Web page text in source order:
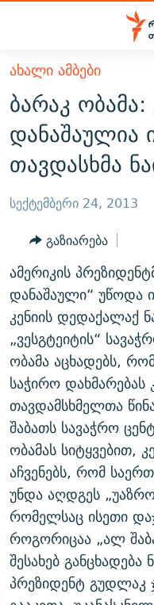
Accessibility
მთავარ
შინაარსზე
დაბრუნება
მთავარ
ნავიგაციაზე
დაბრუნება
ძიებაზე
ᲐᲮᲐᲚᲘ ᲐᲛᲑᲔᲑᲘ
ᲗᲔᲛᲔᲑᲘ
ᲞᲝᲚᲘᲢᲘᲙᲐ
ᲔᲙᲝᲜᲝᲛᲘᲙᲐ
ᲡᲐᲖᲝᲒᲐᲓᲝᲔᲑᲐ
ᲕᲘᲓᲔᲝ
ᲑᲚᲝᲒᲔᲑᲘ
ᲞᲝᲓᲙᲐᲡᲢᲔᲑᲘ
60 ᲓᲔᲪᲘᲑᲔᲚᲘ
ᲒᲐᲜᲙᲘᲗᲮᲕᲘᲡ ᲓᲦᲔ
ᲓᲘᲚᲘᲡ ᲡᲐᲣᲑᲠᲔᲑᲘ
ᲛᲝᲚᲐᲞᲐᲠᲐᲙᲔ ᲢᲔᲥᲡᲢᲔᲑᲘ
ᲨᲘᲜ - ᲣᲪᲮᲝᲔᲗᲨᲘ
ᲚᲘᲢᲔᲠᲐᲢᲣᲠᲣᲚᲘ
ᲐᲛᲔᲠᲘᲙᲣᲚᲘ ᲛᲝᲗᲮᲠᲝᲑᲐ
ᲘᲛᲞᲔᲠᲘᲐ ᲓᲐ ᲠᲐᲓᲘᲝ
ᲤᲔᲜᲝᲕᲐᲜᲘ - 2.10
ᲗᲥᲕᲔᲜᲘ ᲞᲣᲑᲚᲘᲙᲐᲪᲘᲔᲑᲘ
ᲞᲠᲝᲔᲥᲢᲔᲑᲘ
ᲣᲙᲠᲐᲘᲜᲐᲨᲘ ᲓᲐᲦᲣᲞᲣᲚᲘ
ᲓᲐᲛᲝᲣᲙᲘᲓᲔᲑᲚᲝᲑᲘᲡ
ᲩᲔᲛᲘ ᲡᲘᲙᲕᲓᲘᲚᲘᲡ
11 ᲬᲔᲚᲘ - 11 ᲐᲛᲑᲐᲕᲘ
ᲡᲐᲞᲐᲠᲚᲐᲛᲔᲜᲢᲝ
ᲑᲐᲕᲨᲕᲔᲑᲘ
5 ᲐᲛᲑᲐᲕᲘ - 20 ᲘᲕᲜᲘᲡᲡ
ᲐᲒᲕᲘᲡᲢᲝᲡ ᲝᲛᲘ
ПРИВЕТ ᲙᲣᲚᲢᲣᲠᲐ
ЭХО КАВКАЗА
ᲒᲐᲛᲝᲘᲬᲔᲠᲔ
რთე/რთ-ის
ᲐᲮᲐᲚᲘ ᲐᲛᲑᲔᲑᲘ
ბარაკ
დანაშაულია
თავდასხმა
სექტემბერი 24, 2013
გაზიარება
ამერიკის
დანაშაული“ უწოდა
კენიის დედაქალაქ
„ვესგტეიტის“
ობამა აცხადებს,
საჭირო
თავდამსხმელთა
შაბათს სავაჭრო
ობამას სიტყვებით,
აჩვენებს, რომ
უნდა აღდგეს
რომელსაც ისეთი
როგორიცაა „ალ
შესახებ განცხადება
პრეზიდენტ გუდლაკ